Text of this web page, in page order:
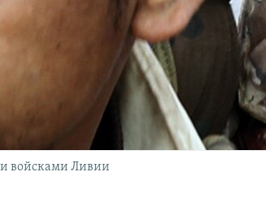
войсками Ливии